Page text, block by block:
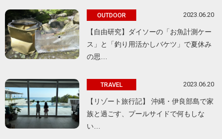
OUTDOOR 2023.06.20
【自由研究】ダイソーの「お魚計測ケー
ス」と「釣り用活かしバケツ」で夏休み
の思…
TRAVEL 2023.06.20
【リゾート旅行記】 沖縄・伊良部島で家
族と過ごす、プールサイドで何もしな
い…